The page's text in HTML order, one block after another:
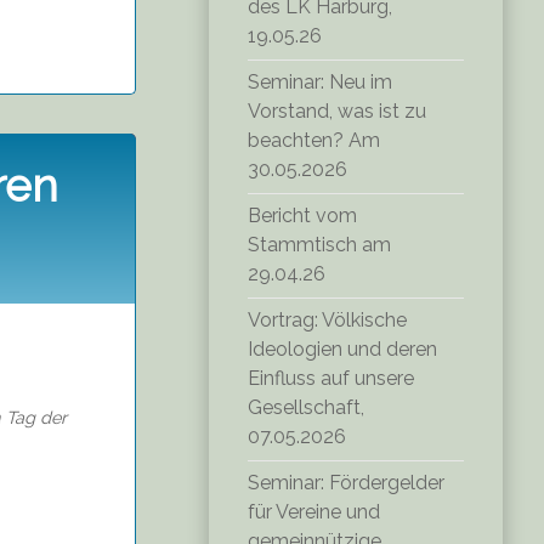
Tag der
des LK Harburg,
19.05.26
Seminar: Neu im
Vorstand, was ist zu
beachten? Am
30.05.2026
Bericht vom
Stammtisch am
29.04.26
Vortrag: Völkische
Ideologien und deren
Einfluss auf unsere
Gesellschaft,
07.05.2026
Seminar: Fördergelder
für Vereine und